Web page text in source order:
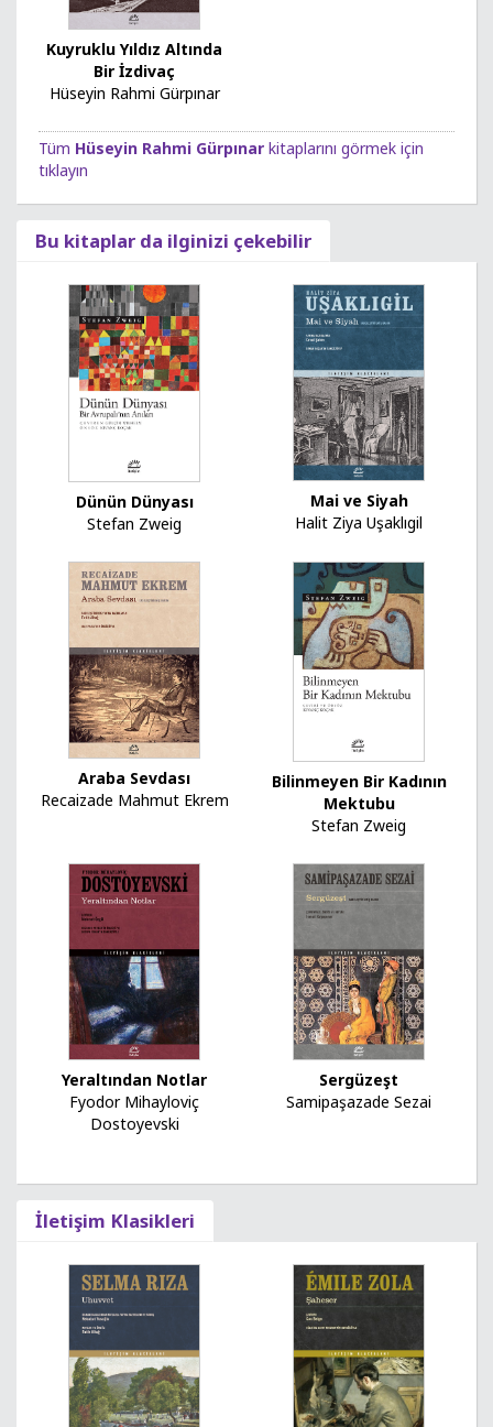
Kuyruklu Yıldız Altında
Bir İzdivaç
Hüseyin Rahmi Gürpınar
Tüm Hüseyin Rahmi Gürpınar kitaplarını görmek için
tıklayın
Bu kitaplar da ilginizi çekebilir
Dünün Dünyası
Stefan Zweig
Mai ve Siyah
Halit Ziya Uşaklıgil
Araba Sevdası
Recaizade Mahmut Ekrem
Bilinmeyen Bir Kadının
Mektubu
Stefan Zweig
Yeraltından Notlar
Fyodor Mihayloviç
Dostoyevski
Sergüzeşt
Samipaşazade Sezai
İletişim Klasikleri